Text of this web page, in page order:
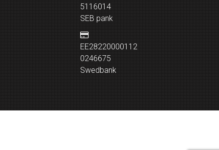
5116014
SEB pank
EE28220000112
0246675
Swedbank